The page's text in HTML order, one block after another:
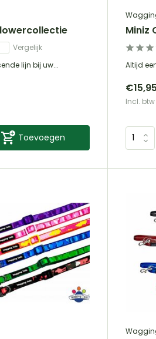
Vergelijk
lijn bij uw...
Toevoegen
Miniz
Altijd
€15,95
Incl. btw